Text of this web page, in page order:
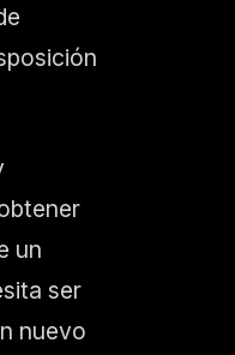
un
ser
nuevo